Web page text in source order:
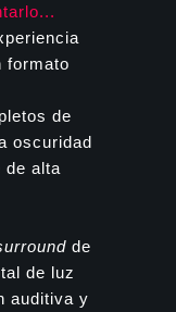
formato
de
oscuridad
de alta
de
de luz
auditiva y